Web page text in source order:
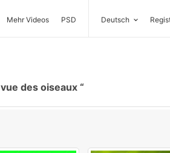
Mehr Videos PSD Deutsch
vue des oiseaux